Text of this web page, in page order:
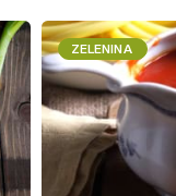
ZELENINA